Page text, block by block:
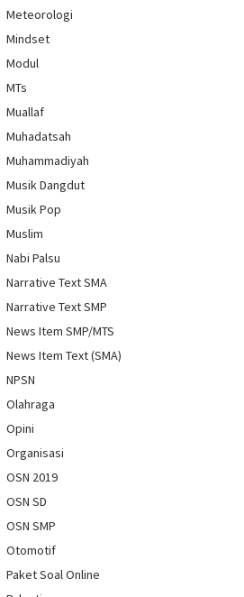
Meteorologi
Mindset
Modul
MTs
Muallaf
Muhadatsah
Muhammadiyah
Musik Dangdut
Musik Pop
Muslim
Nabi Palsu
Narrative Text SMA
Narrative Text SMP
News Item SMP/MTS
News Item Text (SMA)
NPSN
Olahraga
Opini
Organisasi
OSN 2019
OSN SD
OSN SMP
Otomotif
Paket Soal Online